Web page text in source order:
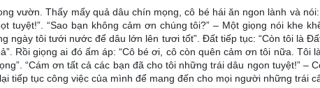
vườn. Thấy mấy quả dâu chín mọng, cô bé hái ăn ngon lành và
tuyệt!”. “Sao bạn không cảm ơn chúng tôi?” – Một giọng nói khe
ngày tôi tưới nước để dâu lớn lên tươi tốt”. Đất tiếp tục: “Còn tôi là
Rồi giọng ai đó ấm áp: “Cô bé ơi, cô còn quên cảm ơn tôi nữa. Tôi
“Cám ơn tất cả các bạn đã cho tôi những trái dâu ngon tuyệt!” –
tiếp tục công việc của mình để mang đến cho mọi người những trái